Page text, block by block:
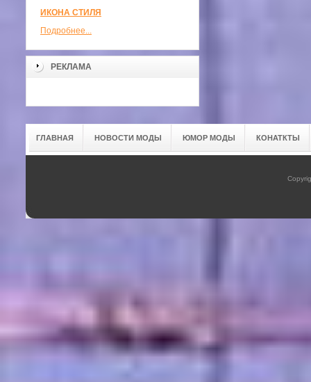
ИКОНА СТИЛЯ
Подробнее...
РЕКЛАМА
ГЛАВНАЯ НОВОСТИ МОДЫ ЮМОР МОДЫ КОНАТКТЫ